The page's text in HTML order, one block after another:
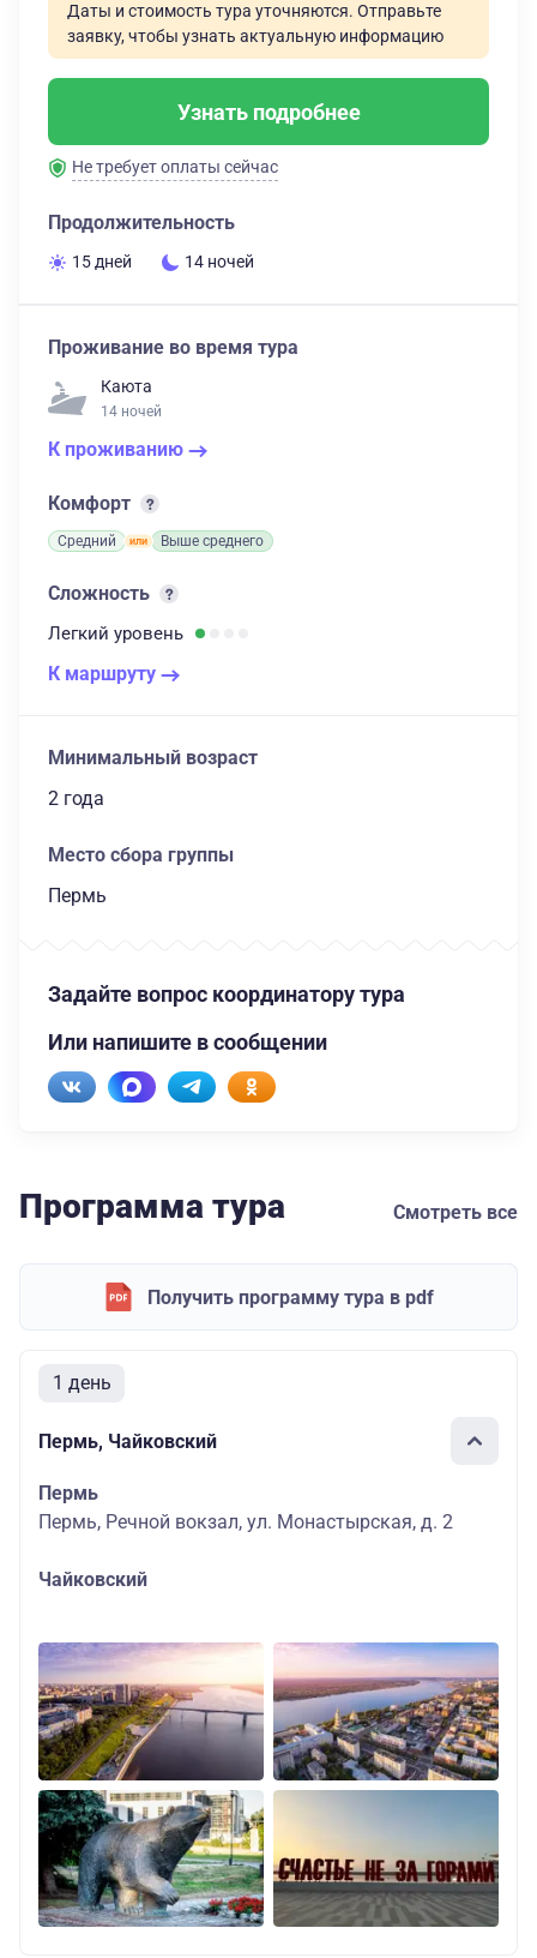
Даты и стоимость тура уточняются. Отправьте
заявку, чтобы узнать актуальную информацию
Узнать подробнее
Не требует оплаты сейчас
Продолжительность
15 дней 14 ночей
Проживание во время тура
Каюта
14 ночей
К проживанию
Комфорт
Средний Выше среднего
Сложность
Легкий уровень
К маршруту
Минимальный возраст
2 года
Место сбора группы
Пермь
Задайте вопрос координатору тура
Или напишите в сообщении
Программа тура Смотреть все
Получить программу тура в pdf
1 день
Пермь, Чайковский
Пермь
Пермь, Речной вокзал, ул. Монастырская, д. 2
Чайковский